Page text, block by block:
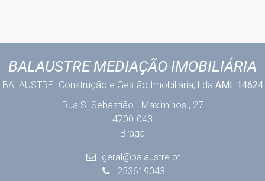
BALAUSTRE MEDIAÇÃO IMOBILIÁRIA
BALAUSTRE- Construção e Gestão Imobiliária, Lda AMI: 14624
Rua S. Sebastião - Maximinos , 27
4700-043
Braga
geral@balaustre.pt
253619043